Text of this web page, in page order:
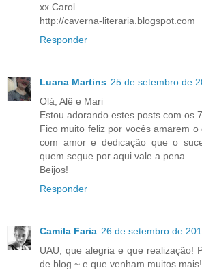
xx Carol
http://caverna-literaria.blogspot.com
Responder
Luana Martins 25 de setembro de
Olá, Alê e Mari
Estou adorando estes posts com os
Fico muito feliz por vocês amarem
com amor e dedicação que o
quem segue por aqui vale a pena.
Beijos!
Responder
Camila Faria 26 de setembro de
UAU, que alegria e que realização!
de blog ~ e que venham muitos